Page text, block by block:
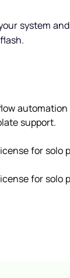
system
automation
support.
for solo
for solo